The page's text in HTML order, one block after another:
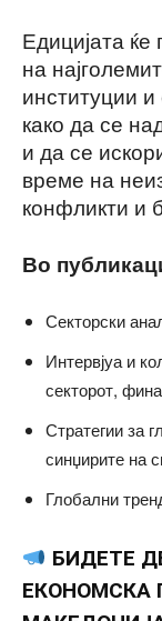
Едицијата
на
институции
како да се
и да се
време на
конфликти и
Во
Секторски
Интервјуа и
секторот,
Стратегии за
синџирите на
Глобални
БИДЕТЕ
ЕКОНОМСКА